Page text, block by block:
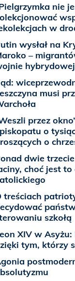
nie
w
wysłał na
–
musi
przez
o
o
dwie
choć jest
treściach
szkołą
XIV w
tym, którzy